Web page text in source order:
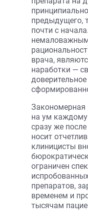
предыдущего,
почти с
врача,
наработки —
Закономерная
на ум
сразу же
носит
клиницисты
ограничен
препаратов,
временем и
тысячам